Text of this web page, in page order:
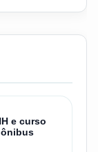
e curso